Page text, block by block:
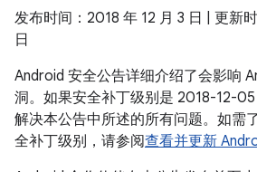
发布时间：2018 年 12 月 3 日 | 更新
日
Android 安全公告详细介绍了会影响
洞。如果安全补丁级别是 2018-12-
解决本公告中所述的所有问题。如需
全补丁级别，请参阅查看并更新